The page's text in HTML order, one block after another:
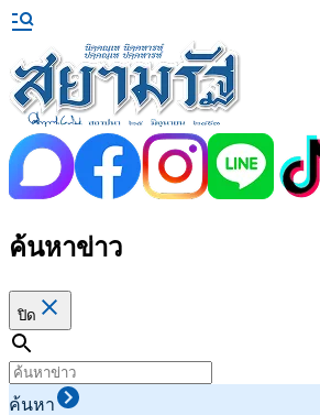
ค้นหาข่าว
ปิด
ค้นหา